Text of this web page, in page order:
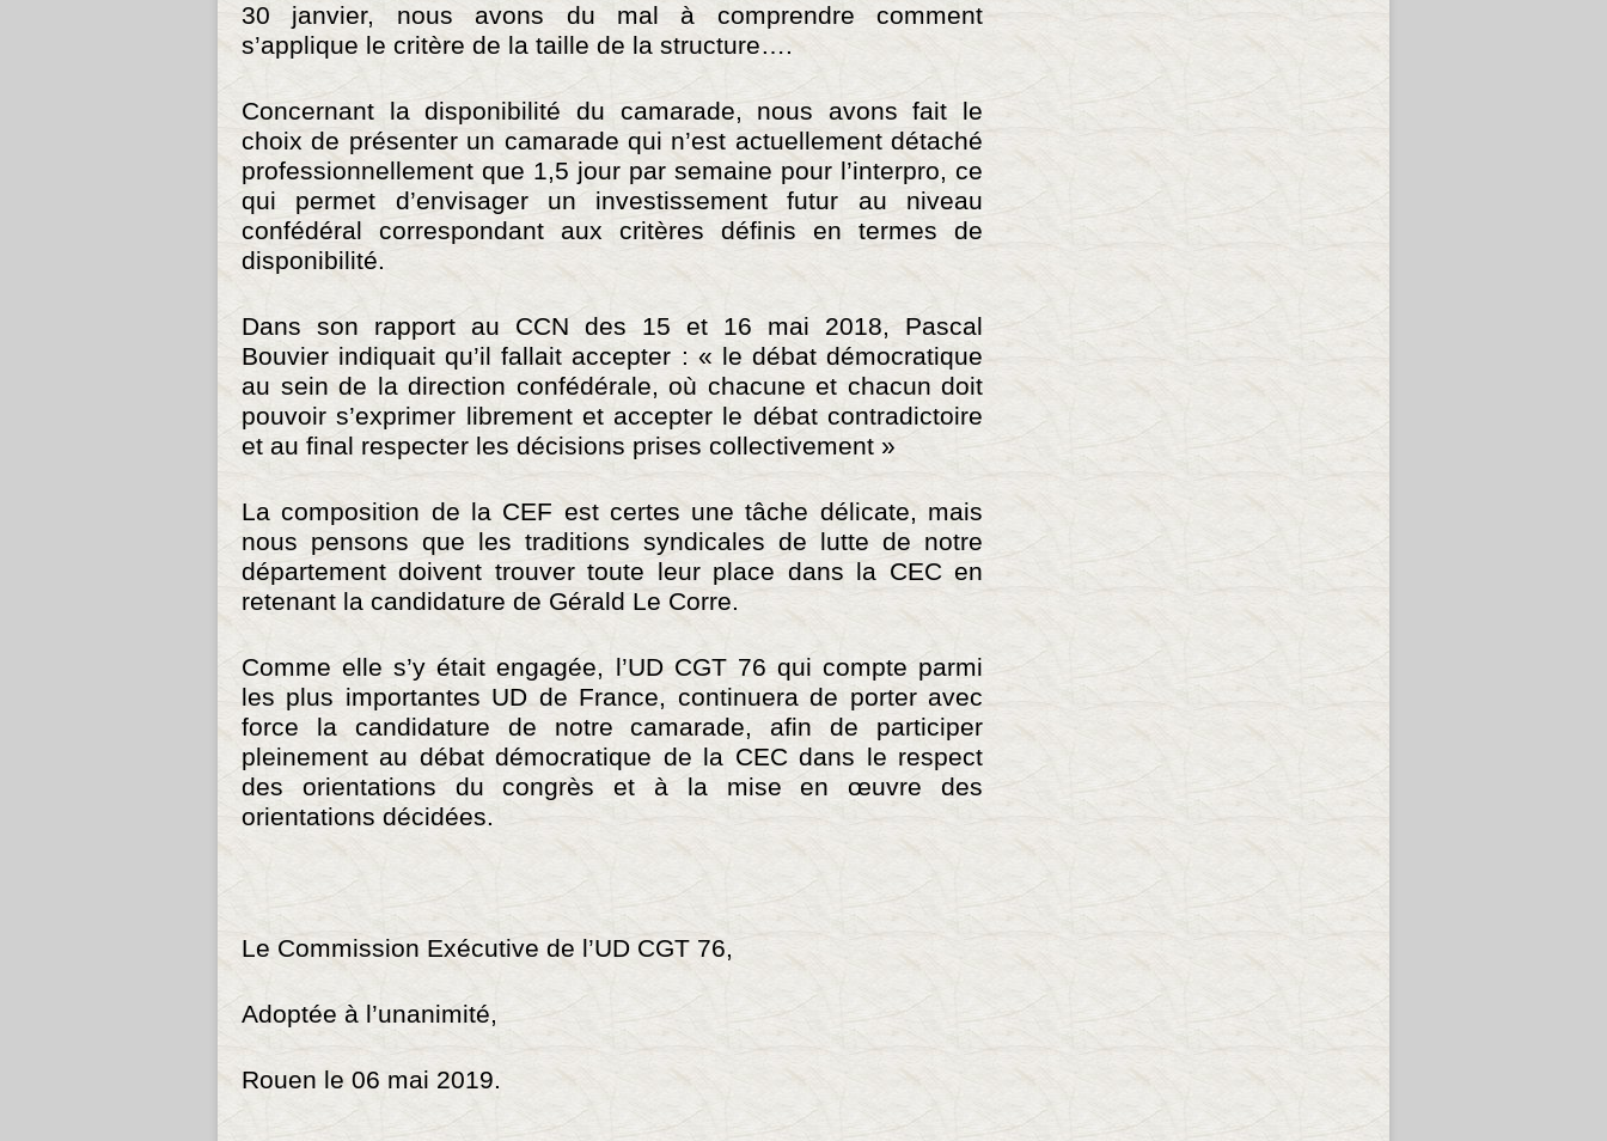
30 janvier, nous avons du mal à comprendre comment
s’applique le critère de la taille de la structure….
Concernant la disponibilité du camarade, nous avons fait le
choix de présenter un camarade qui n’est actuellement détaché
professionnellement que 1,5 jour par semaine pour l’interpro, ce
qui permet d’envisager un investissement futur au niveau
confédéral correspondant aux critères définis en termes de
disponibilité.
Dans son rapport au CCN des 15 et 16 mai 2018, Pascal
Bouvier indiquait qu’il fallait accepter : « le débat démocratique
au sein de la direction confédérale, où chacune et chacun doit
pouvoir s’exprimer librement et accepter le débat contradictoire
et au final respecter les décisions prises collectivement »
La composition de la CEF est certes une tâche délicate, mais
nous pensons que les traditions syndicales de lutte de notre
département doivent trouver toute leur place dans la CEC en
retenant la candidature de Gérald Le Corre.
Comme elle s’y était engagée, l’UD CGT 76 qui compte parmi
les plus importantes UD de France, continuera de porter avec
force la candidature de notre camarade, afin de participer
pleinement au débat démocratique de la CEC dans le respect
des orientations du congrès et à la mise en œuvre des
orientations décidées.
Le Commission Exécutive de l’UD CGT 76,
Adoptée à l’unanimité,
Rouen le 06 mai 2019.